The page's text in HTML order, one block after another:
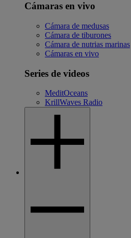
Cámaras en vivo
Cámara de medusas
Cámara de tiburones
Cámara de nutrias marinas
Cámaras en vivo
Series de videos
MeditOceans
KrillWaves Radio